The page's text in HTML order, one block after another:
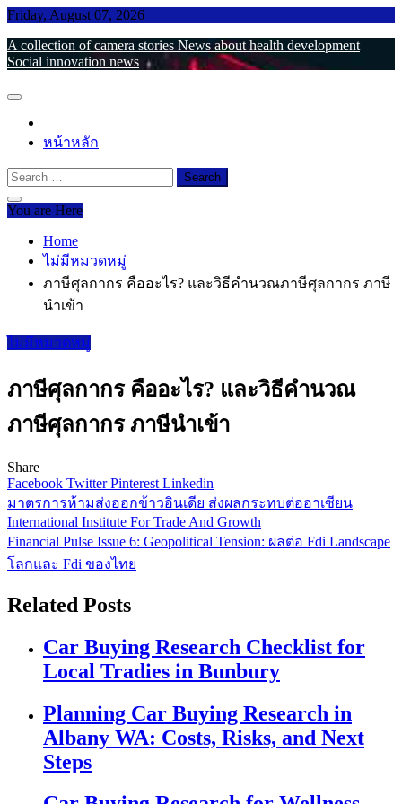
Skip
content
Friday, August 07, 2026
A collection of camera stories News about health development
Social innovation news
หน้าหลัก
Search
for:
You are Here
Home
ไม่มีหมวดหมู่
ภาษีศุลกากร คืออะไร? และวิธีคำนวณภาษีศุลกากร ภาษี
นำเข้า
ไม่มีหมวดหมู่
ภาษีศุลกากร คืออะไร? และวิธีคำนวณ
ภาษีศุลกากร ภาษีนำเข้า
Share
Facebook TwitterPinterest Linkedin
Post
navigation
มาตรการห้ามส่งออกข้าวอินเดีย ส่งผลกระทบต่ออาเซียน
International Institute For Trade And Growth
Financial Pulse Issue 6: Geopolitical Tension: ผลต่อ Fdi Landscape
โลกและ Fdi ของไทย
Related Posts
Car Buying Research Checklist for
Local Tradies in Bunbury
Planning Car Buying Research in
Albany WA: Costs, Risks, and Next
Steps